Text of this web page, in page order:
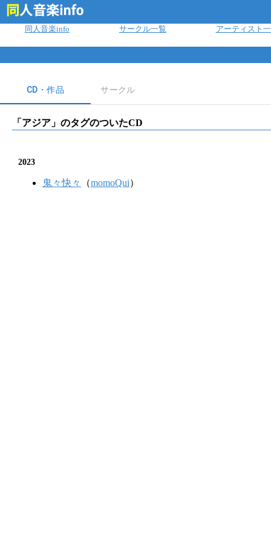
同人音楽info サークル一覧 アーティスト
CD・作品 サークル
「 アジア 」のタグのついたCD
2023
鬼々快々 （momoQui）